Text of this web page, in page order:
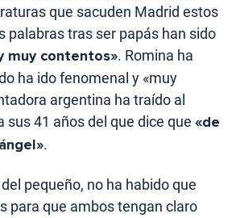
que sacuden Madrid estos
palabras tras ser papás han sido
muy contentos». Romina ha
ha ido fenomenal y «muy
argentina ha traído al
sus 41 años del que dice que «de
.
pequeño, no ha habido que
para que ambos tengan claro